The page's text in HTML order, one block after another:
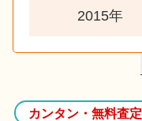
2015年
カンタン・無料査定